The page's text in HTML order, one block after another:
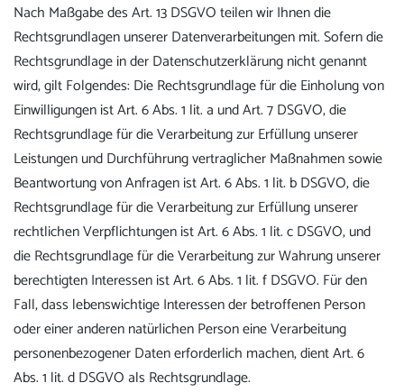
Nach Maßgabe des Art. 13 DSGVO teilen wir Ihnen die
Rechtsgrundlagen unserer Datenverarbeitungen mit. Sofern die
Rechtsgrundlage in der Datenschutzerklärung nicht genannt
wird, gilt Folgendes: Die Rechtsgrundlage für die Einholung von
Einwilligungen ist Art. 6 Abs. 1 lit. a und Art. 7 DSGVO, die
Rechtsgrundlage für die Verarbeitung zur Erfüllung unserer
Leistungen und Durchführung vertraglicher Maßnahmen sowie
Beantwortung von Anfragen ist Art. 6 Abs. 1 lit. b DSGVO, die
Rechtsgrundlage für die Verarbeitung zur Erfüllung unserer
rechtlichen Verpflichtungen ist Art. 6 Abs. 1 lit. c DSGVO, und
die Rechtsgrundlage für die Verarbeitung zur Wahrung unserer
berechtigten Interessen ist Art. 6 Abs. 1 lit. f DSGVO. Für den
Fall, dass lebenswichtige Interessen der betroffenen Person
oder einer anderen natürlichen Person eine Verarbeitung
personenbezogener Daten erforderlich machen, dient Art. 6
Abs. 1 lit. d DSGVO als Rechtsgrundlage.